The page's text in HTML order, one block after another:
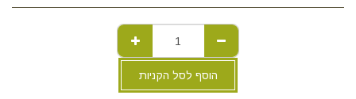
הוסף לסל הקניות